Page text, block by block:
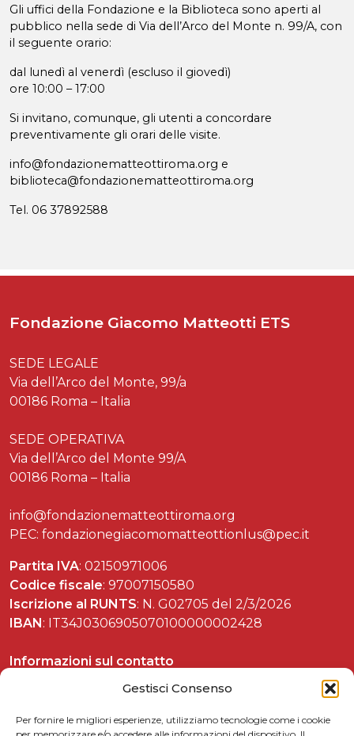
Gestisci Consenso
Per fornire le migliori esperienze, utilizziamo tecnologie come i cookie
Gli uffici della Fondazione e la Biblioteca sono aperti al
pubblico nella sede di Via dell’Arco del Monte n. 99/A, con
il seguente orario:
dal lunedì al venerdì (escluso il giovedì)
ore 10:00 – 17:00
Si invitano, comunque, gli utenti a concordare
preventivamente gli orari delle visite.
info@fondazionematteottiroma.org e
biblioteca@fondazionematteottiroma.org
Tel. 06 37892588
Fondazione Giacomo Matteotti ETS
SEDE LEGALE
Via dell’Arco del Monte, 99/a
00186 Roma – Italia
SEDE OPERATIVA
Via dell’Arco del Monte 99/A
00186 Roma – Italia
info@fondazionematteottiroma.org
PEC: fondazionegiacomomatteottionlus@pec.it
Partita IVA: 02150971006
Codice fiscale: 97007150580
Iscrizione al RUNTS: N. G02705 del 2/3/2026
IBAN : IT34J0306905070100000002428
Informazioni sul contatto